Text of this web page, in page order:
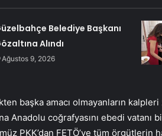
Belediye Başkanı
Alındı
Ağustos 9, 2026
başka amacı olmayanların
Anadolu coğrafyasını ebedi vatanı
PKK’dan FETÖ’ye tüm